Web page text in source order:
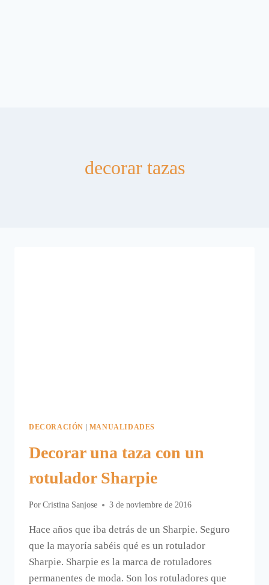
decorar tazas
DECORACIÓN | MANUALIDADES
Decorar una taza con un
rotulador Sharpie
Por Cristina Sanjose 3 de noviembre de 2016
Hace años que iba detrás de un Sharpie. Seguro
que la mayoría sabéis qué es un rotulador
Sharpie. Sharpie es la marca de rotuladores
permanentes de moda. Son los rotuladores que